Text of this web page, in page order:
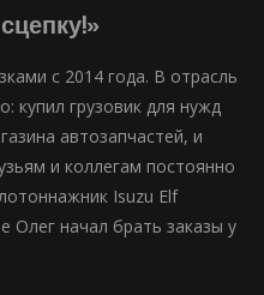
с 2014 года. В отрасль
купил грузовик для нужд
автозапчастей, и
и коллегам постоянно
Isuzu Elf
Олег начал брать заказы у